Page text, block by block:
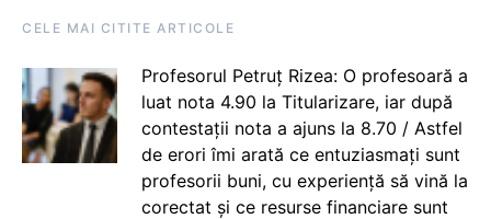
CELE MAI CITITE ARTICOLE
Profesorul Petruț Rizea: O profesoară a
luat nota 4.90 la Titularizare, iar după
contestații nota a ajuns la 8.70 / Astfel
de erori îmi arată ce entuziasmați sunt
profesorii buni, cu experiență să vină la
corectat și ce resurse financiare sunt